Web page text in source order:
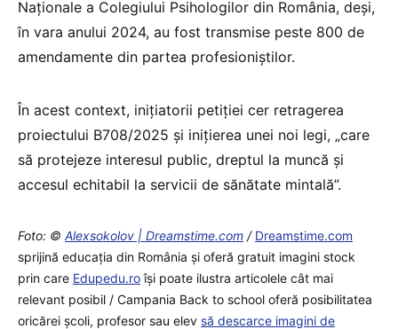
Naționale a Colegiului Psihologilor din România, deși,
în vara anului 2024, au fost transmise peste 800 de
amendamente din partea profesioniștilor.
În acest context, inițiatorii petiției cer retragerea
proiectului B708/2025 și inițierea unei noi legi, „care
să protejeze interesul public, dreptul la muncă și
accesul echitabil la servicii de sănătate mintală”.
Foto: © Alexsokolov | Dreamstime.com / Dreamstime.com
sprijină educaţia din România şi oferă gratuit imagini stock
prin care Edupedu.roîşi poate ilustra articolele cât mai
relevant posibil / Campania Back to school oferă posibilitatea
oricărei școli, profesor sau elev să descarce imagini de